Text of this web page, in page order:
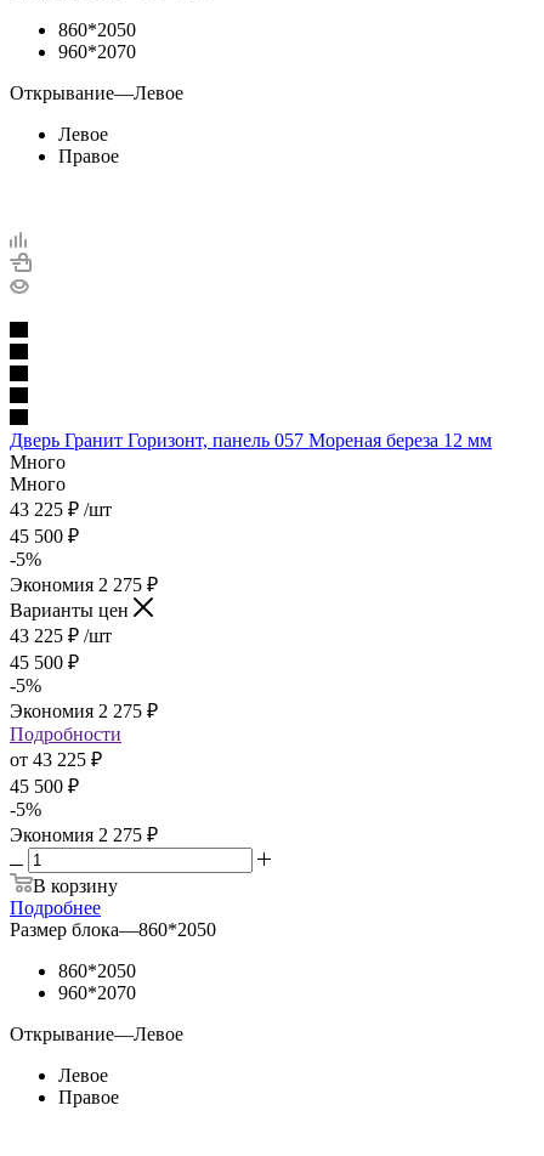
860*2050
960*2070
Открывание—Левое
Левое
Правое
Дверь Гранит Горизонт, панель 057 Мореная береза 12 мм
Много
Много
43 225 ₽ /шт
45 500 ₽
-5%
Экономия 2 275 ₽
Варианты цен
43 225 ₽ /шт
45 500 ₽
-5%
Экономия 2 275 ₽
Подробности
от 43 225 ₽
45 500 ₽
-5%
Экономия 2 275 ₽
В корзину
Подробнее
Размер блока—860*2050
860*2050
960*2070
Открывание—Левое
Левое
Правое